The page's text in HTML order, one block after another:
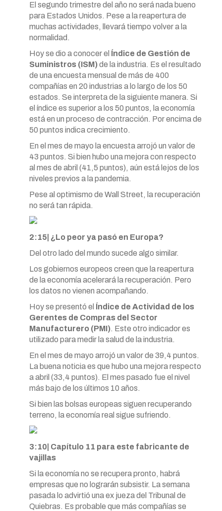
El segundo trimestre del año no será nada bueno
para Estados Unidos. Pese a la reapertura de
muchas actividades, llevará tiempo volver a la
normalidad.
Hoy se dio a conocer el Índice de Gestión de
Suministros (ISM)de la industria. Es el resultado
de una encuesta mensual de más de 400
compañías en 20 industrias a lo largo de los 50
estados. Se interpreta de la siguiente manera. Si
el índice es superior a los 50 puntos, la economía
está en un proceso de contracción. Por encima de
50 puntos indica crecimiento.
En el mes de mayo la encuesta arrojó un valor de
43 puntos. Si bien hubo una mejora con respecto
al mes de abril (41,5 puntos), aún está lejos de los
niveles previos a la pandemia.
Pese al optimismo de Wall Street, la recuperación
no será tan rápida.
2:15| ¿Lo peor ya pasó en Europa?
Del otro lado del mundo sucede algo similar.
Los gobiernos europeos creen que la reapertura
de la economía acelerará la recuperación. Pero
los datos no vienen acompañando.
Hoy se presentó el Índice de Actividad de los
Gerentes de Compras del Sector
Manufacturero (PMI). Este otro indicador es
utilizado para medir la salud de la industria.
En el mes de mayo arrojó un valor de 39,4 puntos.
La buena noticia es que hubo una mejora respecto
a abril (33,4 puntos). El mes pasado fue el nivel
más bajo de los últimos 10 años.
Si bien las bolsas europeas siguen recuperando
terreno, la economía real sigue sufriendo.
3:10| Capítulo 11 para este fabricante de
vajillas
Si la economía no se recupera pronto, habrá
empresas que no lograrán subsistir. La semana
pasada lo advirtió una ex jueza del Tribunal de
Quiebras. Es probable que más compañías se